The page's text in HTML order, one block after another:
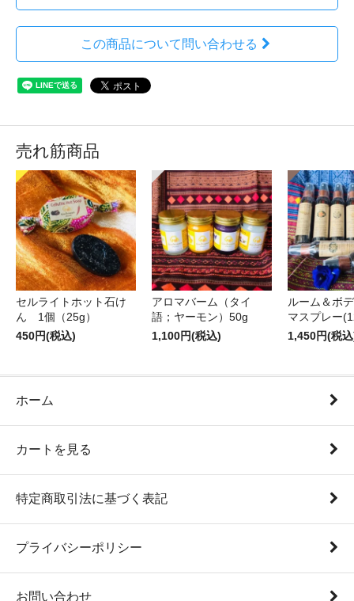
この商品について問い合わせる
売れ筋商品
セルライトホット石け
ん 1個（25g）
450円(税込)
アロマバーム（タイ
語；ヤーモン）50g
1,100円(税込)
ルーム＆ボ
マスプレー
1,450円(税
ホーム
カートを見る
特定商取引法に基づく表記
プライバシーポリシー
お問い合わせ